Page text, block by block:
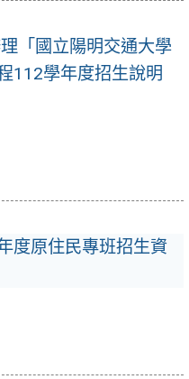
「國立陽明交通大學
112學年度招生說明
度原住民專班招生資